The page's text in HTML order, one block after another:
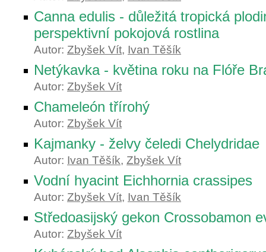
Canna edulis - důležitá tropická
perspektivní pokojová rostlina
Autor: Zbyšek Vít, Ivan Těšík
Netýkavka - květina roku na Flóře
Autor: Zbyšek Vít
Chameleón třírohý
Autor: Zbyšek Vít
Kajmanky - želvy čeledi Chelydridae
Autor: Ivan Těšík, Zbyšek Vít
Vodní hyacint Eichhornia crassipes
Autor: Zbyšek Vít, Ivan Těšík
Středoasijský gekon Crossobamon
Autor: Zbyšek Vít